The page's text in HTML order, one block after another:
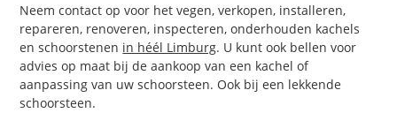
Neem contact op voor het vegen, verkopen, installeren,
repareren, renoveren, inspecteren, onderhouden kachels
en schoorstenen in héél Limburg. U kunt ook bellen voor
advies op maat bij de aankoop van een kachel of
aanpassing van uw schoorsteen. Ook bij een lekkende
schoorsteen.